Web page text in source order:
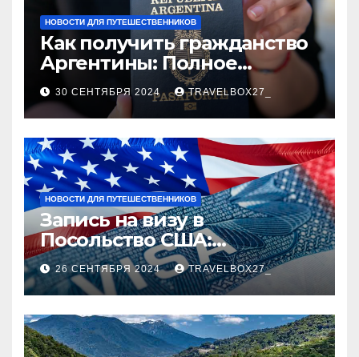
НОВОСТИ ДЛЯ ПУТЕШЕСТВЕННИКОВ
Как получить гражданство
Аргентины: Полное
руководство
30 СЕНТЯБРЯ 2024 TRAVELBOX27_
НОВОСТИ ДЛЯ ПУТЕШЕСТВЕННИКОВ
Запись на визу в
Посольство США:
Пошаговое руководство
26 СЕНТЯБРЯ 2024 TRAVELBOX27_